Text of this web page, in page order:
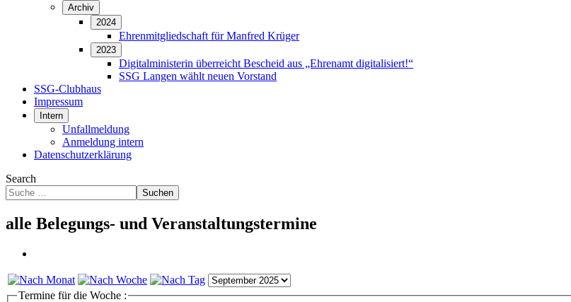
Archiv
2024
Ehrenmitgliedschaft für Manfred Krüger
2023
Digitalministerin überreicht Bescheid aus „Ehrenamt digitalisiert!“
SSG Langen wählt neuen Vorstand
SSG-Clubhaus
Impressum
Intern
Unfallmeldung
Anmeldung intern
Datenschutzerklärung
Search
Suchen
alle Belegungs- und Veranstaltungstermine
Termine für die Woche :